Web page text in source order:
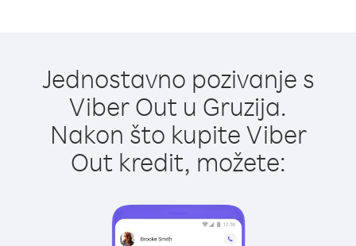
Jednostavno pozivanje s
Viber Out u Gruzija.
Nakon što kupite Viber
Out kredit, možete: